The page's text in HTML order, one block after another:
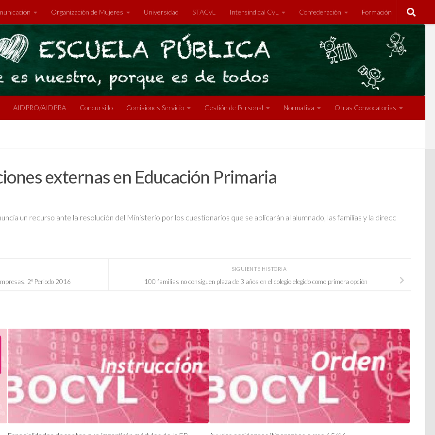
Organización de Mujeres Universidad STACyL Intersindical CyL Confederación Formación
AIDPRO/AIDPRA Concursillo Comisiones Servicio Gestión de Personal Normativa Otras Convocatorias
externas en Educación Primaria
un recurso ante la resolución del Ministerio por los cuestionarios que se aplicarán al alumnado, las familias y la direcc
SIGUIENTE HISTORIA
100 familias no consiguen plaza de 3 años en el colegio elegido como primera opción
2º Periodo 2016